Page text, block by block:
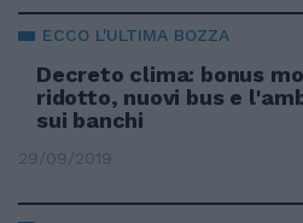
ECCO L'ULTIMA BOZZA
Decreto clima: bonus
ridotto, nuovi bus e
sui banchi
29/09/2019